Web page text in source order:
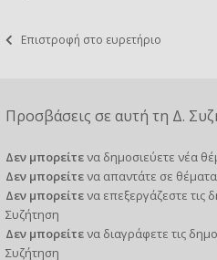
Επιστροφή στο ευρετήριο
Προσβάσεις σε αυτή τη Δ.
Δεν μπορείτενα δημοσιεύετε νέα
Δεν μπορείτενα απαντάτε σε
Δεν μπορείτενα επεξεργάζεστε τις
Συζήτηση
Δεν μπορείτενα διαγράφετε τις
Συζήτηση